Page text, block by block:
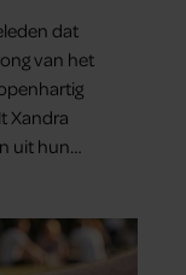
dat
van het
Xandra
uit hun
leven